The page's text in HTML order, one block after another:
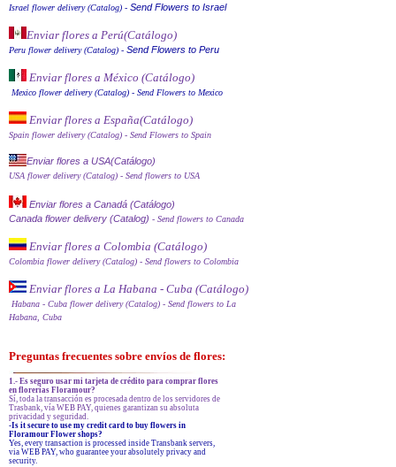
Israel flower delivery (Catalog) - Send Flowers to Israel
Enviar flores a Perú(Catálogo)
Peru flower delivery (Catalog) - Send Flowers to Peru
Enviar flores a México (Catálogo)
Mexico flower delivery (Catalog) - Send Flowers to Mexico
Enviar flores a España(Catálogo)
Spain flower delivery (Catalog) - Send Flowers to Spain
Enviar flores a USA(Catálogo)
USA flower delivery (Catalog) - Send flowers to USA
Enviar flores a Canadá (Catálogo)
Canada flower delivery (Catalog) - Send flowers to Canada
Enviar flores a Colombia (Catálogo)
Colombia flower delivery (Catalog) - Send flowers to Colombia
Enviar flores a La Habana - Cuba (Catálogo)
Habana - Cuba flower delivery (Catalog) - Send flowers to La
Habana, Cuba
Preguntas frecuentes sobre envíos de flores:
1.- Es seguro usar mi tarjeta de crédito para comprar flores
en florerías Floramour?
Sí, toda la transacción es procesada dentro de los servidores de
Trasbank, vía WEB PAY, quienes garantizan su absoluta
privacidad y seguridad.
-Is it secure to use my credit card to buy flowers in
Floramour Flower shops?
Yes, every transaction is processed inside Transbank servers,
via WEB PAY, who guarantee your absolutely privacy and
security.